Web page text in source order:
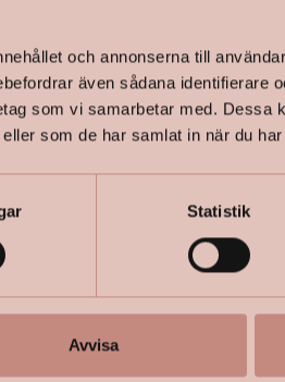
och annonserna till
även sådana identifierare
som vi samarbetar med. Dessa
som de har samlat in när du
Statistik
Avvisa